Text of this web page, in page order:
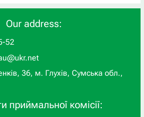
Our address:
52
36, м. Глухів, Сумська обл.,
приймальної комісії: